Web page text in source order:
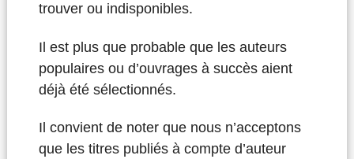
trouver ou indisponibles.
Il est plus que probable que les auteurs
populaires ou d’ouvrages à succès aient
déjà été sélectionnés.
Il convient de noter que nous n’acceptons
que les titres publiés à compte d’auteur